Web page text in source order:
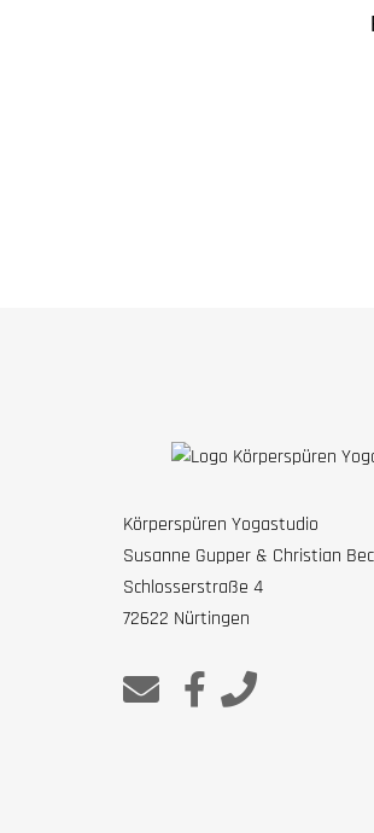
Körperspüren Yogastudio
Susanne Gupper & Christian
Schlosserstraße 4
72622 Nürtingen